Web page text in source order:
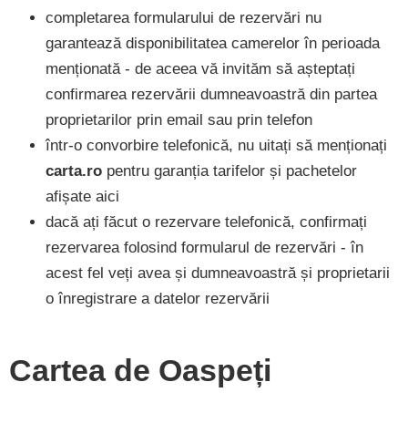
completarea formularului de rezervări nu
garantează disponibilitatea camerelor în perioada
menționată - de aceea vă invităm să așteptați
confirmarea rezervării dumneavoastră din partea
proprietarilor prin email sau prin telefon
într-o convorbire telefonică, nu uitați să menționați
carta.ro pentru garanția tarifelor și pachetelor
afișate aici
dacă ați făcut o rezervare telefonică, confirmați
rezervarea folosind formularul de rezervări - în
acest fel veți avea și dumneavoastră și proprietarii
o înregistrare a datelor rezervării
Cartea de Oaspeți